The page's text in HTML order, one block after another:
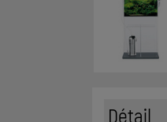
Détail